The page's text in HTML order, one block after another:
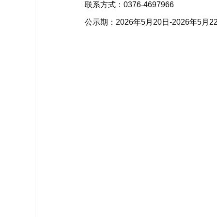
联系方式：0376-4697966
公示期：2026年5月20日-2026年5月22